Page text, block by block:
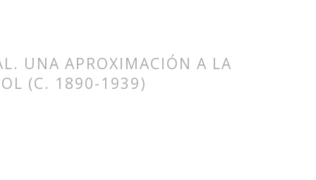
UNA APROXIMACIÓN A LA
(C. 1890-1939)